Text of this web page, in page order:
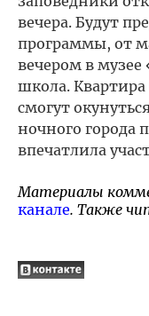
вечера. Будут
программы, от
вечером в
школа.
смогут
ночного города
впечатлила
Материалы
канале. Также